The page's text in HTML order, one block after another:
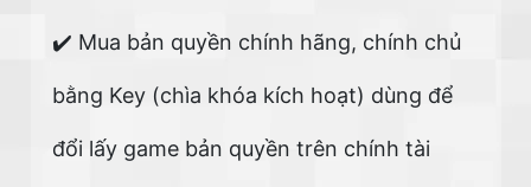
✔️ Mua bản quyền chính hãng, chính chủ
bằng Key (chìa khóa kích hoạt) dùng để
đổi lấy game bản quyền trên chính tài